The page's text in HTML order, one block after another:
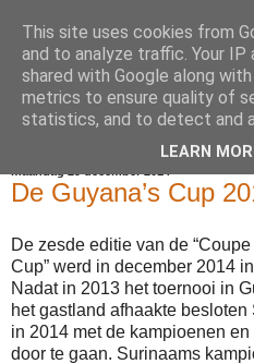
De Guyana’s Cup
De zesde editie van de
Cup” werd in december 2014
Nadat in 2013 het toernooi in
het gastland afhaakte
in 2014 met de kampioenen
door te gaan. Surinaams
This site uses cookies from
and to analyze traffic. Your IP
shared with Google along
metrics to ensure quality of
statistics, and to detect and
LEARN